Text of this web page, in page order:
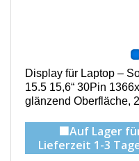
Display für Laptop –
15.5 15,6“ 30Pin
g länzend Oberfläche,
🟩Auf Lager
Lieferzeit 1-3